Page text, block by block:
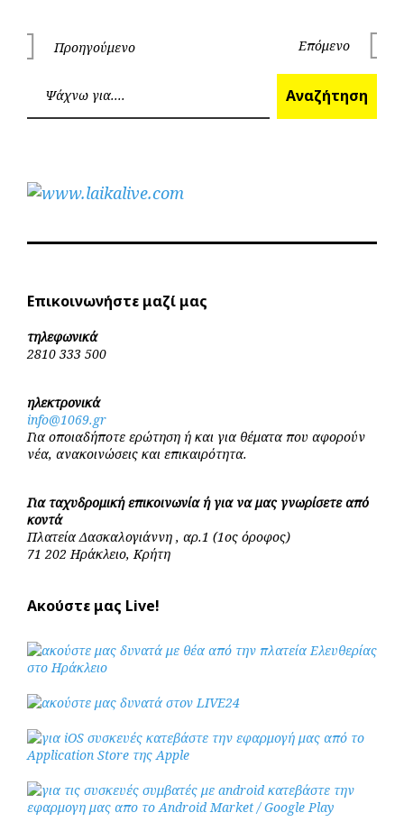
Πλοήγηση
άρθρων
Προηγούμενο Επόμενο
Αναζήτηση
Επικοινωνήστε μαζί μας
τηλεφωνικά
2810 333 500
ηλεκτρονικά
info@1069.gr
Για οποιαδήποτε ερώτηση ή και για θέματα που αφορούν
νέα, ανακοινώσεις και επικαιρότητα.
Για ταχυδρομική επικοινωνία ή για να μας γνωρίσετε από
κοντά
Πλατεία Δασκαλογιάννη , αρ.1 (1ος όροφος)
71 202 Ηράκλειο, Κρήτη
Ακούστε μας Live!